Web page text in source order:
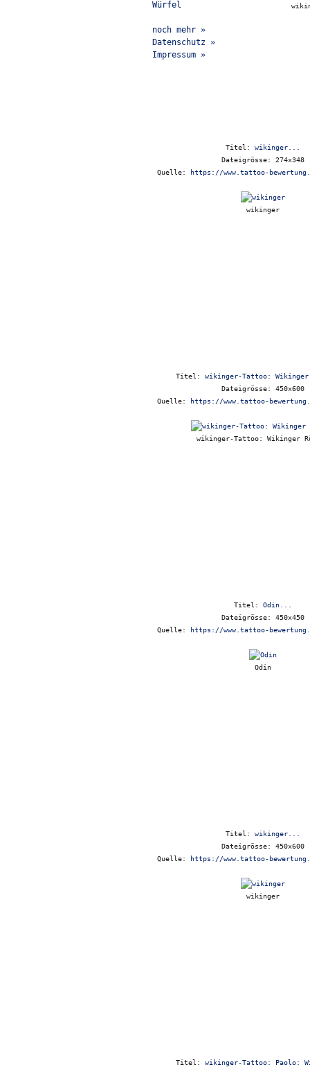
Würfel
noch mehr »
Datenschutz »
Impressum »
Titel: wikinger...
Dateigrösse: 274x348
Quelle: https://www.tattoo-
wikinger
Titel: wikinger-Tattoo:
Dateigrösse: 450x600
Quelle: https://www.tattoo-
wikinger-Tattoo: Wikinger
Titel: Odin...
Dateigrösse: 450x450
Quelle: https://www.tattoo-
Odin
Titel: wikinger...
Dateigrösse: 450x600
Quelle: https://www.tattoo-
wikinger
Titel: wikinger-Tattoo: Paolo: